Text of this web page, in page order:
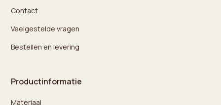
Contact
Veelgestelde vragen
Bestellen en levering
Productinformatie
Materiaal